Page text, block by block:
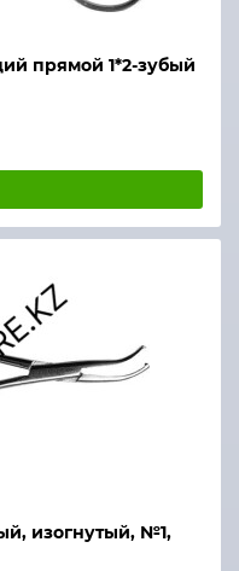
прямой 1*2-зубый
изогнутый, №1,